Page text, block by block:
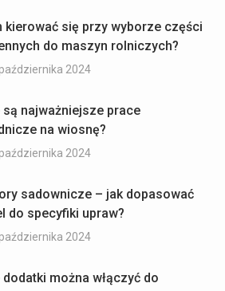
kierować się przy wyborze części
do maszyn rolniczych?
2024
są najważniejsze prace
na wiosnę?
2024
sadownicze – jak dopasować
do specyfiki upraw?
2024
dodatki można włączyć do